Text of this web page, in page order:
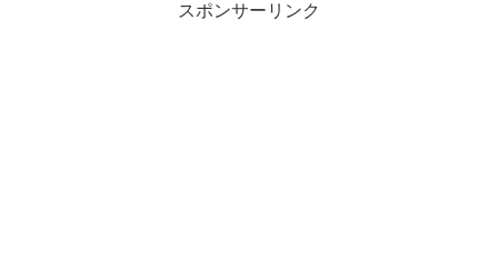
スポンサーリンク